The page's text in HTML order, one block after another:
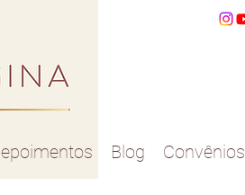
Blog Convênios